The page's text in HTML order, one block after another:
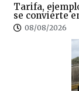
Tarifa,
se convierte
08/08/2026